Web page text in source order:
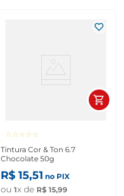
☆☆☆☆☆
Tintura Cor & Ton 6.7
Chocolate 50g
R$ 15,51 no PIX
ou 1x de R$ 15,99